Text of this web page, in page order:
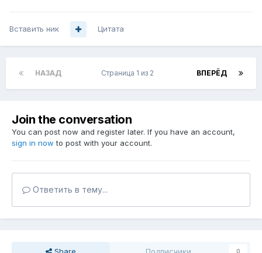
Вставить ник Цитата
НАЗАД ВПЕРЁД
Страница 1 из 2
Join the conversation
You can post now and register later. If you have an account,
sign in now to post with your account.
Ответить в тему...
0